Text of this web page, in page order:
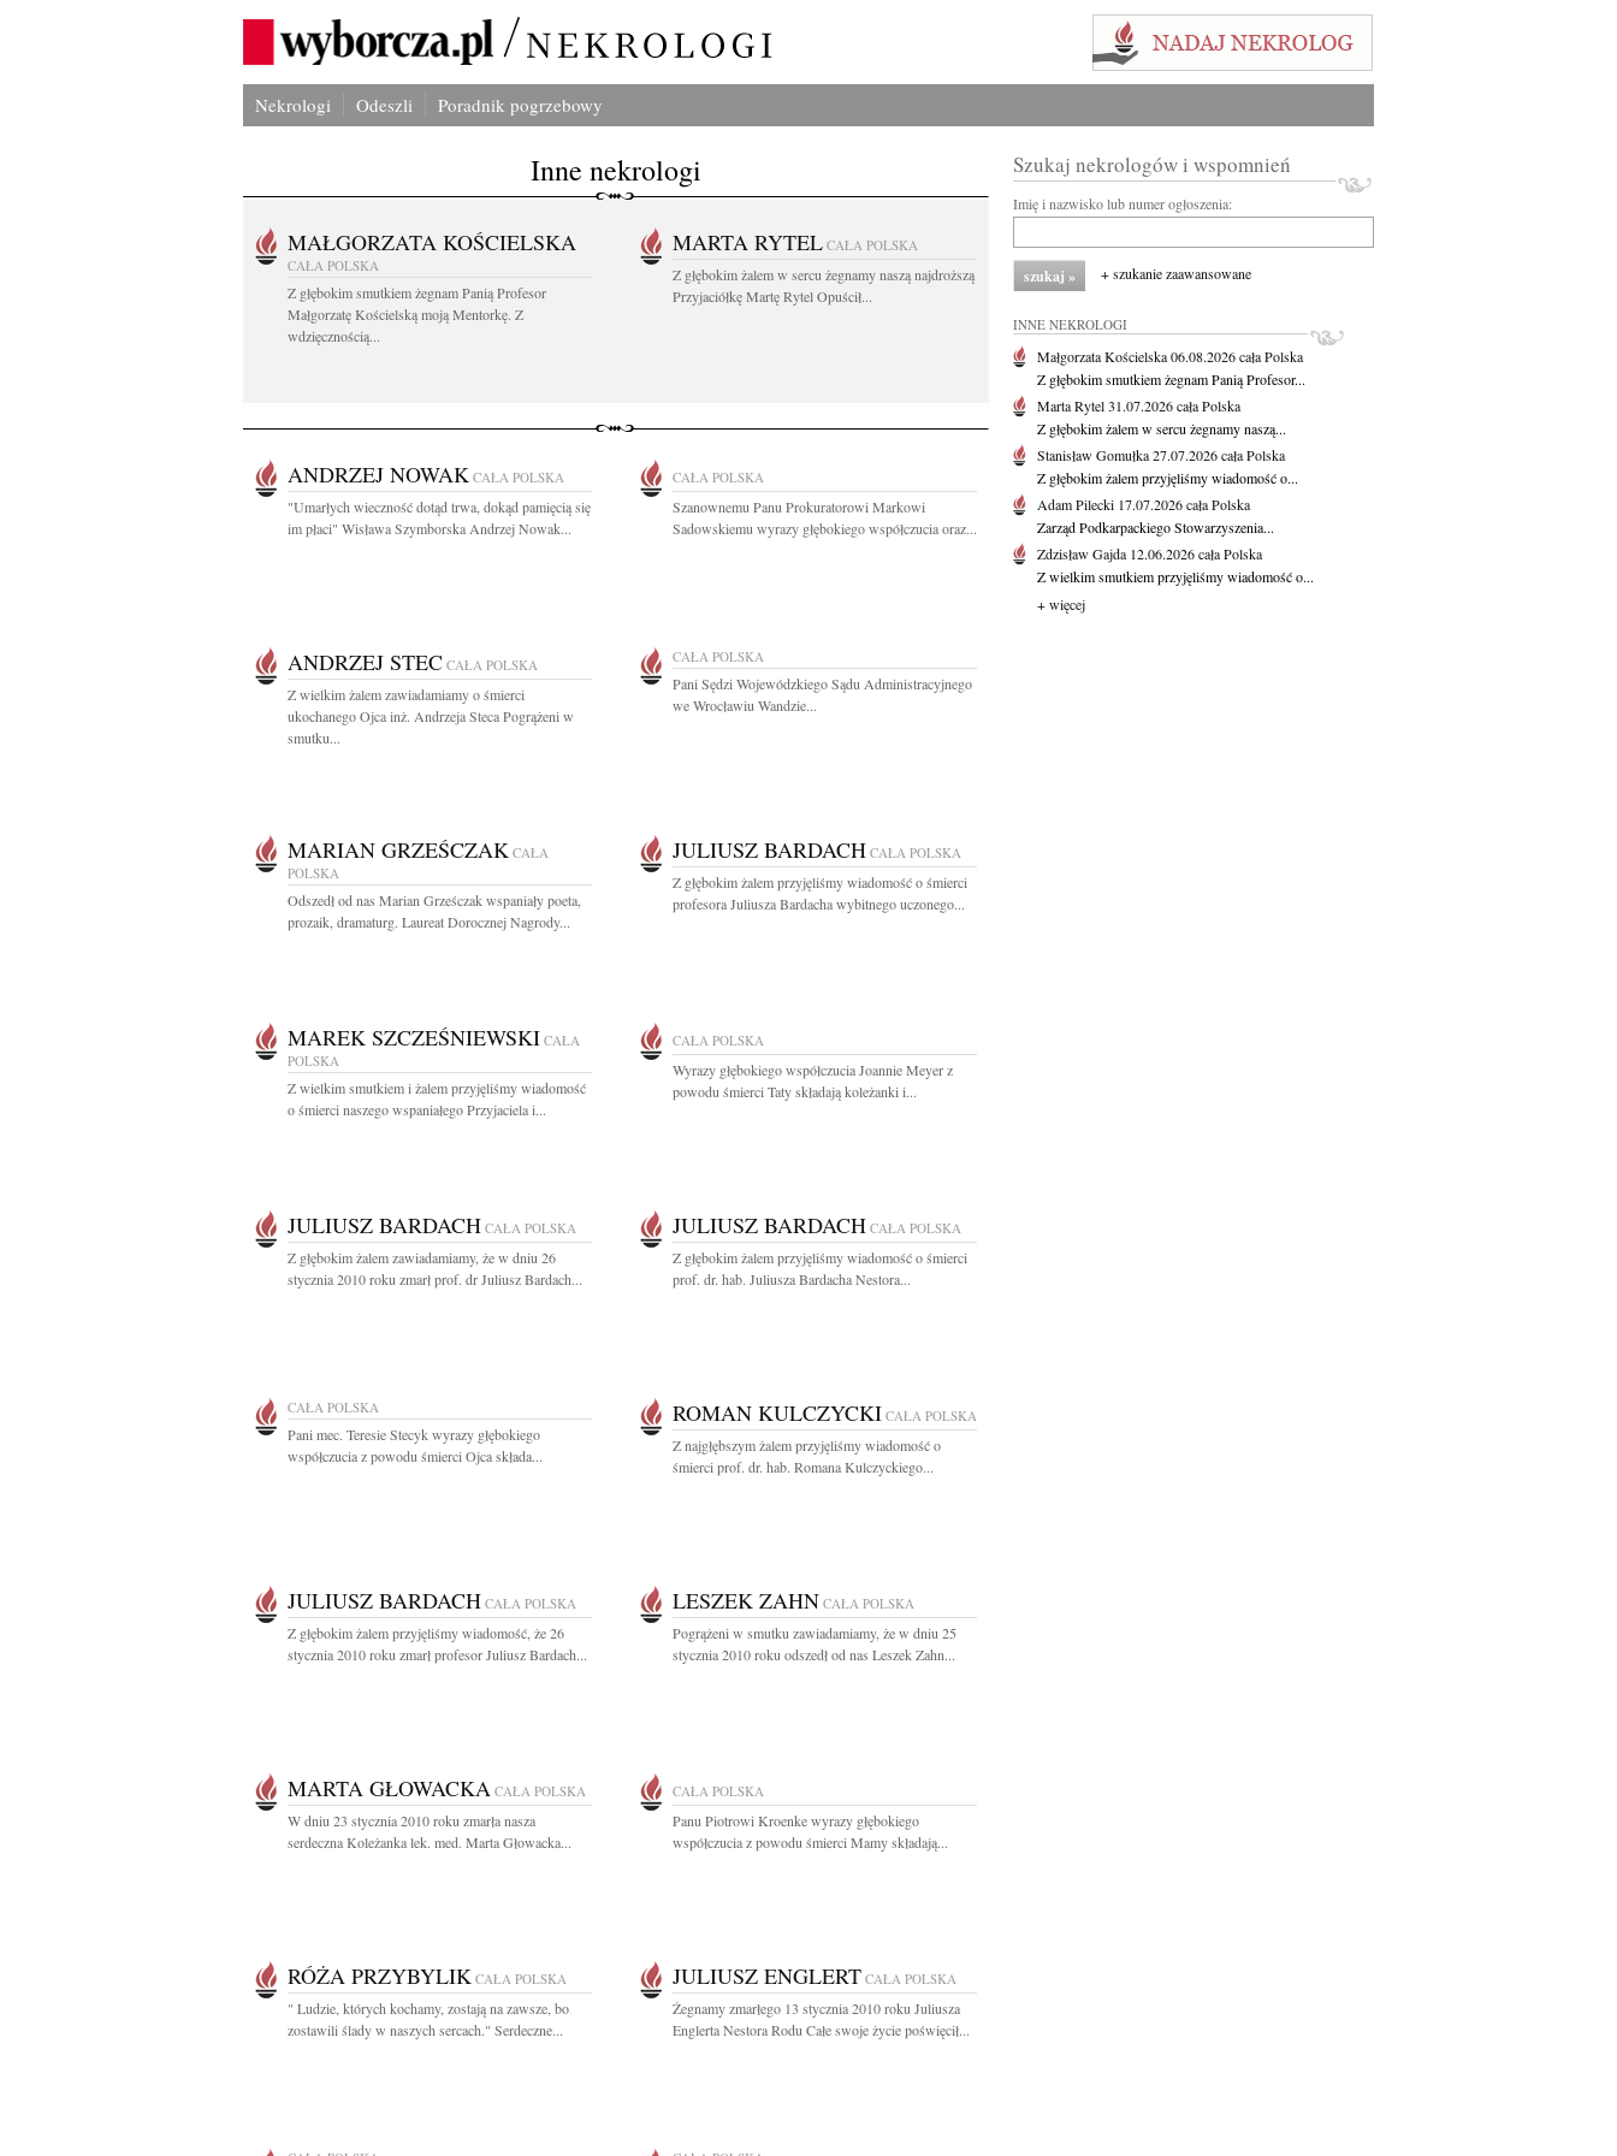
Nekrologi Odeszli Poradnik pogrzebowy
Inne nekrologi
MAŁGORZATA KOŚCIELSKA
CAŁA POLSKA
Z głębokim smutkiem żegnam Panią Profesor
Małgorzatę Kościelską moją Mentorkę. Z
wdzięcznością...
MARTA RYTEL CAŁA POLSKA
Z głębokim żalem w sercu żegnamy naszą najdroższą
Przyjaciółkę Martę Rytel Opuścił...
ANDRZEJ NOWAK CAŁA POLSKA
"Umarłych wieczność dotąd trwa, dokąd pamięcią się
im płaci" Wisława Szymborska Andrzej Nowak...
CAŁA POLSKA
Szanownemu Panu Prokuratorowi Markowi
Sadowskiemu wyrazy głębokiego współczucia oraz...
ANDRZEJ STEC CAŁA POLSKA
Z wielkim żalem zawiadamiamy o śmierci
ukochanego Ojca inż. Andrzeja Steca Pogrążeni w
smutku...
CAŁA POLSKA
Pani Sędzi Wojewódzkiego Sądu Administracyjnego
we Wrocławiu Wandzie...
MARIAN GRZEŚCZAK CAŁA
POLSKA
Odszedł od nas Marian Grześczak wspaniały poeta,
prozaik, dramaturg. Laureat Dorocznej Nagrody...
JULIUSZ BARDACH CAŁA POLSKA
Z głębokim żalem przyjęliśmy wiadomość o śmierci
profesora Juliusza Bardacha wybitnego uczonego...
MAREK SZCZEŚNIEWSKI CAŁA
POLSKA
Z wielkim smutkiem i żalem przyjęliśmy wiadomość
o śmierci naszego wspaniałego Przyjaciela i...
CAŁA POLSKA
Wyrazy głębokiego współczucia Joannie Meyer z
powodu śmierci Taty składają koleżanki i...
JULIUSZ BARDACH CAŁA POLSKA
Z głębokim żalem zawiadamiamy, że w dniu 26
stycznia 2010 roku zmarł prof. dr Juliusz Bardach...
JULIUSZ BARDACH CAŁA POLSKA
Z głębokim żalem przyjęliśmy wiadomość o śmierci
prof. dr. hab. Juliusza Bardacha Nestora...
CAŁA POLSKA
Pani mec. Teresie Stecyk wyrazy głębokiego
współczucia z powodu śmierci Ojca składa...
ROMAN KULCZYCKI CAŁA POLSKA
Z najgłębszym żalem przyjęliśmy wiadomość o
śmierci prof. dr. hab. Romana Kulczyckiego...
JULIUSZ BARDACH CAŁA POLSKA
Z głębokim żalem przyjęliśmy wiadomość, że 26
stycznia 2010 roku zmarł profesor Juliusz Bardach...
LESZEK ZAHN CAŁA POLSKA
Pogrążeni w smutku zawiadamiamy, że w dniu 25
stycznia 2010 roku odszedł od nas Leszek Zahn...
MARTA GŁOWACKA CAŁA POLSKA
W dniu 23 stycznia 2010 roku zmarła nasza
serdeczna Koleżanka lek. med. Marta Głowacka...
CAŁA POLSKA
Panu Piotrowi Kroenke wyrazy głębokiego
współczucia z powodu śmierci Mamy składają...
RÓŻA PRZYBYLIK CAŁA POLSKA
" Ludzie, których kochamy, zostają na zawsze, bo
zostawili ślady w naszych sercach." Serdeczne...
JULIUSZ ENGLERT CAŁA POLSKA
Żegnamy zmarłego 13 stycznia 2010 roku Juliusza
Englerta Nestora Rodu Całe swoje życie poświęcił...
Szukaj nekrologów i wspomnień
Imię i nazwisko lub numer ogłoszenia:
+ szukanie zaawansowane
INNE NEKROLOGI
Małgorzata Kościelska06.08.2026cała Polska
Z głębokim smutkiem żegnam Panią Profesor...
Marta Rytel31.07.2026cała Polska
Z głębokim żalem w sercu żegnamy naszą...
Stanisław Gomułka27.07.2026cała Polska
Z głębokim żalem przyjęliśmy wiadomość o...
Adam Pilecki 17.07.2026cała Polska
Zarząd Podkarpackiego Stowarzyszenia...
Zdzisław Gajda 12.06.2026cała Polska
Z wielkim smutkiem przyjęliśmy wiadomość o...
+ więcej